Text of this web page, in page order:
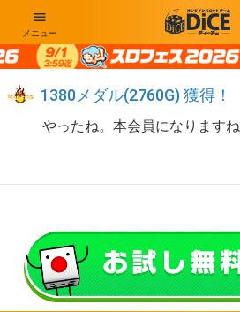
メニュー
1380メダル(2760G) 獲得！
やったね。本会員になりますね